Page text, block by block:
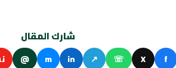
شارك المقال
f
X
☏
↗
in
m
@